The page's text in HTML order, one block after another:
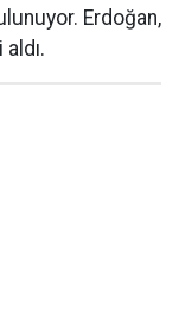
Erdoğan,